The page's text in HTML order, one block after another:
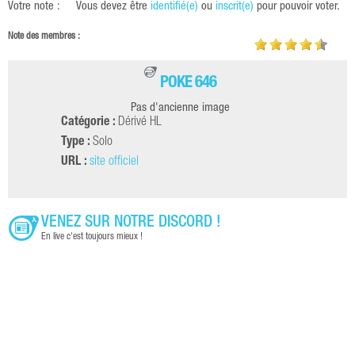
Votre note : Vous devez être identifié(e) ou inscrit(e) pour pouvoir voter.
Note des membres :
POKE 646
Pas d'ancienne image
Catégorie : Dérivé HL
Type : Solo
URL : site officiel
VENEZ SUR NOTRE DISCORD !
En live c'est toujours mieux !